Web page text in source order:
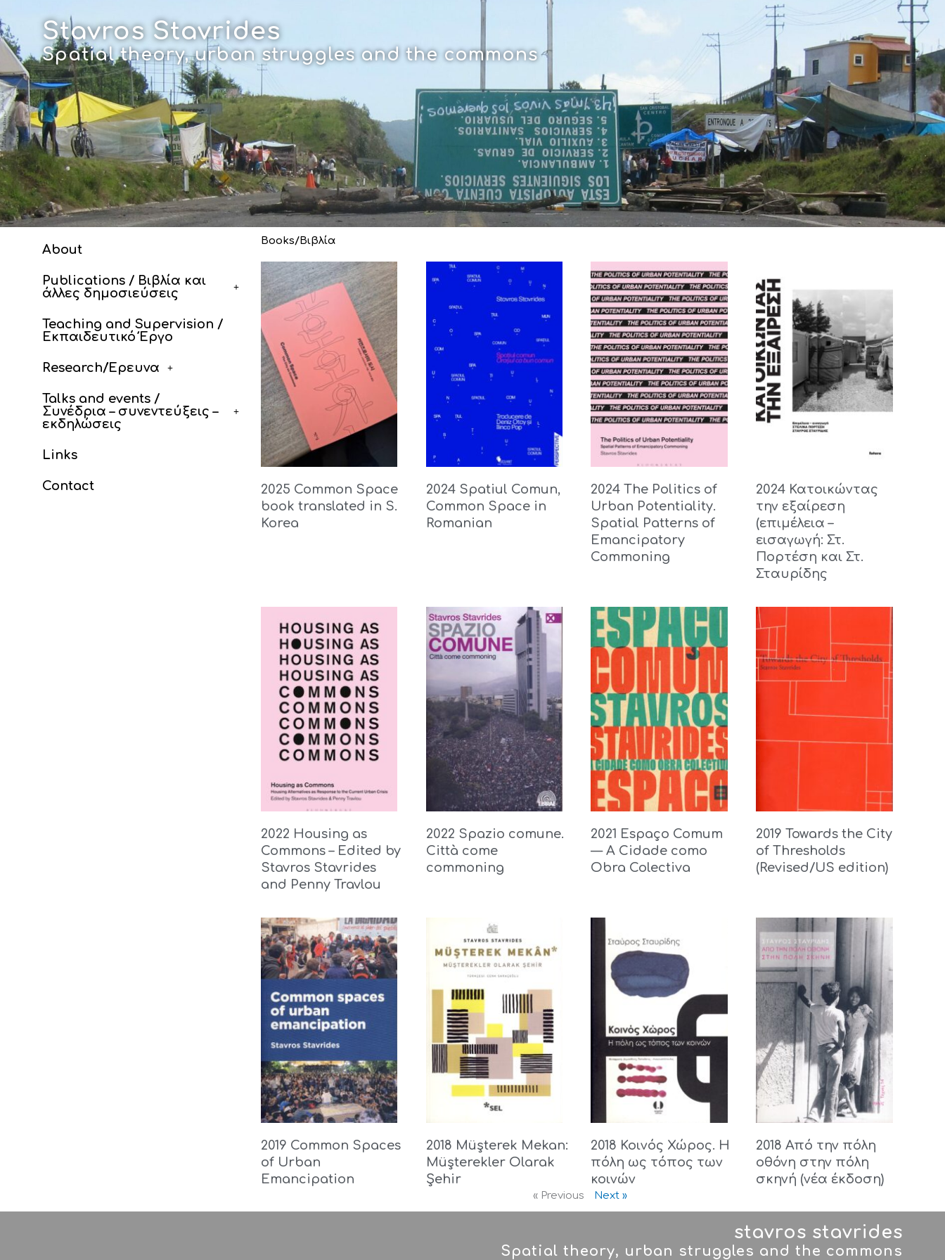
to
content
Stavros Stavrides
Spatial theory, urban struggles and the commons
About
Publications / Βιβλία και
άλλες δημοσιεύσεις
Teaching and Supervision /
Εκπαιδευτικό Έργο
Research/Έρευνα
Talks and events /
Συνέδρια – συνεντεύξεις –
εκδηλώσεις
Links
Contact
Books/Βιβλία
2025 Common Space
book translated in S.
Korea
2024 Spatiul Comun,
Common Space in
Romanian
2024 The Politics of
Urban Potentiality.
Spatial Patterns of
Emancipatory
Commoning
2024 Κατοικώντας
την εξαίρεση
(επιμέλεια –
εισαγωγή: Στ.
Πορτέση και Στ.
Σταυρίδης
2022 Housing as
Commons – Edited by
Stavros Stavrides
and Penny Travlou
2022 Spazio comune.
Città come
commoning
2021 Espaço Comum
— A Cidade como
Obra Colectiva
2019 Towards the City
of Thresholds
(Revised/US edition)
2019 Common Spaces
of Urban
Emancipation
2018 Müşterek Mekan:
Müşterekler Olarak
Şehir
2018 Κοινός Χώρος. Η
πόλη ως τόπος των
κοινών
2018 Από την πόλη
οθόνη στην πόλη
σκηνή (νέα έκδοση)
« Previous Next »
stavros stavrides
Spatial theory, urban struggles and the commons